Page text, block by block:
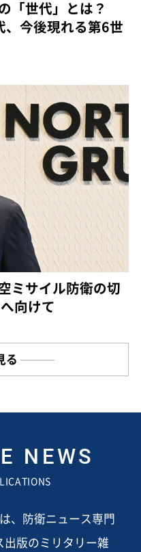
「世代」とは？
今後現れる第6世
ミサイル防衛の切
向けて
る
NEWS
、防衛ニュース専門
版のミリタリー雑